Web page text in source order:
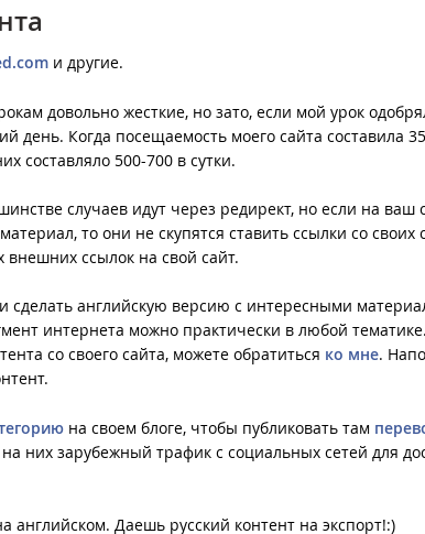
и другие.
довольно жесткие, но зато, если мой урок
день. Когда посещаемость моего сайта составила
составляло 500-700 в сутки.
случаев идут через редирект, но если на
то они не скупятся ставить ссылки со
внешних ссылок на свой сайт.
сделать английскую версию с интересными
интернета можно практически в любой
со своего сайта, можете обратиться ко мне.
на своем блоге, чтобы публиковать там
них зарубежный трафик с социальных сетей для
английском. Даешь русский контент на экспорт!:)